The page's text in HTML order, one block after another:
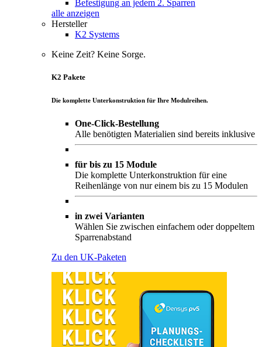
Befestigung an jedem 2. Sparren
alle anzeigen
Hersteller
K2 Systems
Keine Zeit? Keine Sorge.
K2 Pakete
Die komplette Unterkonstruktion für Ihre Modulreihen.
One-Click-Bestellung
Alle benötigten Materialien sind bereits inklusive
für bis zu 15 Module
Die komplette Unterkonstruktion für eine
Reihenlänge von nur einem bis zu 15 Modulen
in zwei Varianten
Wählen Sie zwischen einfachem oder doppeltem
Sparrenabstand
Zu den UK-Paketen